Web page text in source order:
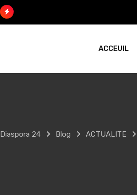
Skip
to
ACCEUIL
Diaspora 24 Blog ACTUALITE